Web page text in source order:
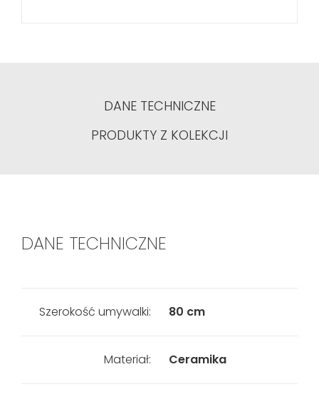
DANE TECHNICZNE
PRODUKTY Z KOLEKCJI
DANE TECHNICZNE
Szerokość umywalki: 80 cm
Materiał: Ceramika